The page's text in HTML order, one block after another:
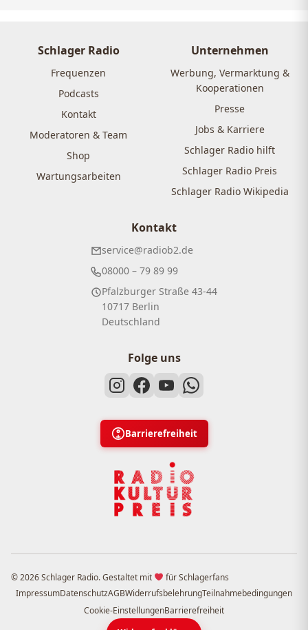
Schlager Radio
Frequenzen
Podcasts
Kontakt
Moderatoren & Team
Shop
Wartungsarbeiten
Unternehmen
Werbung, Vermarktung &
Kooperationen
Presse
Jobs & Karriere
Schlager Radio hilft
Schlager Radio Preis
Schlager Radio Wikipedia
Kontakt
service@radiob2.de
08000 – 79 89 99
Pfalzburger Straße 43-44
10717 Berlin
Deutschland
Folge uns
Barrierefreiheit
© 2026 Schlager Radio. Gestaltet mit
für Schlagerfans
ImpressumDatenschutzAGBWiderrufsbelehrungTeilnahmebedingungen
Cookie-EinstellungenBarrierefreiheit